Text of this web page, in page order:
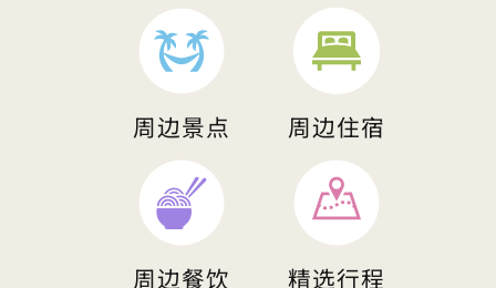
周边景点 周边住宿
周边餐饮
精选行程